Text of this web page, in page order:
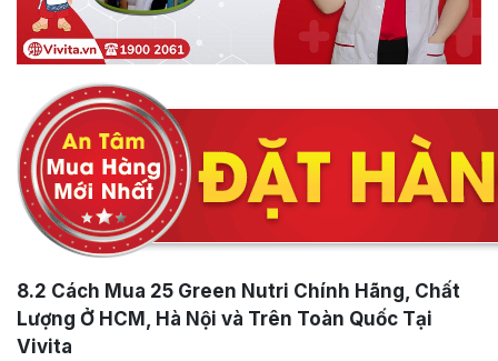
8.2 Cách Mua 25 Green Nutri Chính Hãng, Chất
Lượng Ở HCM, Hà Nội và Trên Toàn Quốc Tại
Vivita